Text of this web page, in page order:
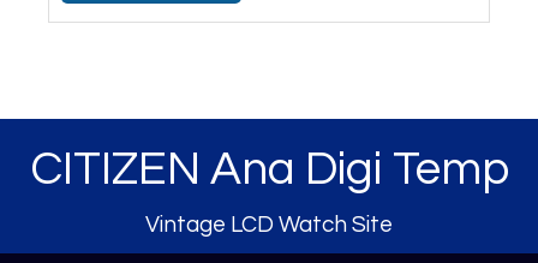
CITIZEN Ana Digi Temp
Vintage LCD Watch Site